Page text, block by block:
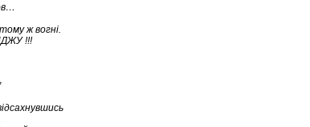
ж вогні.
!!!